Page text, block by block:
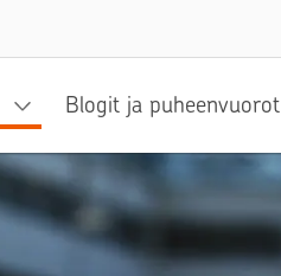
Blogit ja puheenvuorot